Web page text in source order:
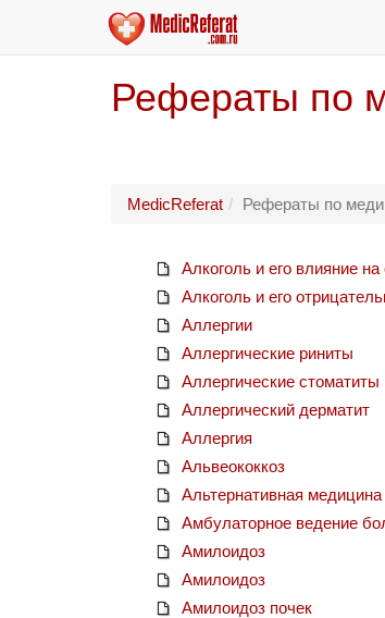
Рефераты по
MedicReferat Рефераты по
Алкоголь и его влияние на
Алкоголь и его
Аллергии
Аллергические риниты
Аллергические стоматиты
Аллергический дерматит
Аллергия
Альвеококкоз
Альтернативная медицина
Амбулаторное ведение
Амилоидоз
Амилоидоз
Амилоидоз почек